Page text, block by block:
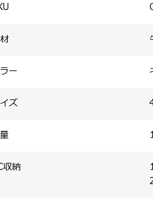
躍します。
ー
ズ
収納